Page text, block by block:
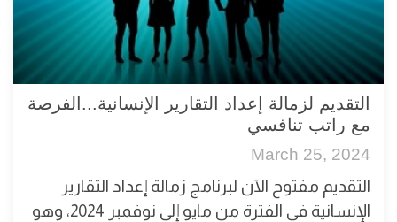
التقديم لزمالة إعداد التقارير الإنسانية...الفرصة
مع راتب تنافسي
March 25, 2024
التقديم مفتوح الآن لبرنامج زمالة إعداد التقارير
الإنسانية في الفترة من مايو إلى نوفمبر 2024، وهو